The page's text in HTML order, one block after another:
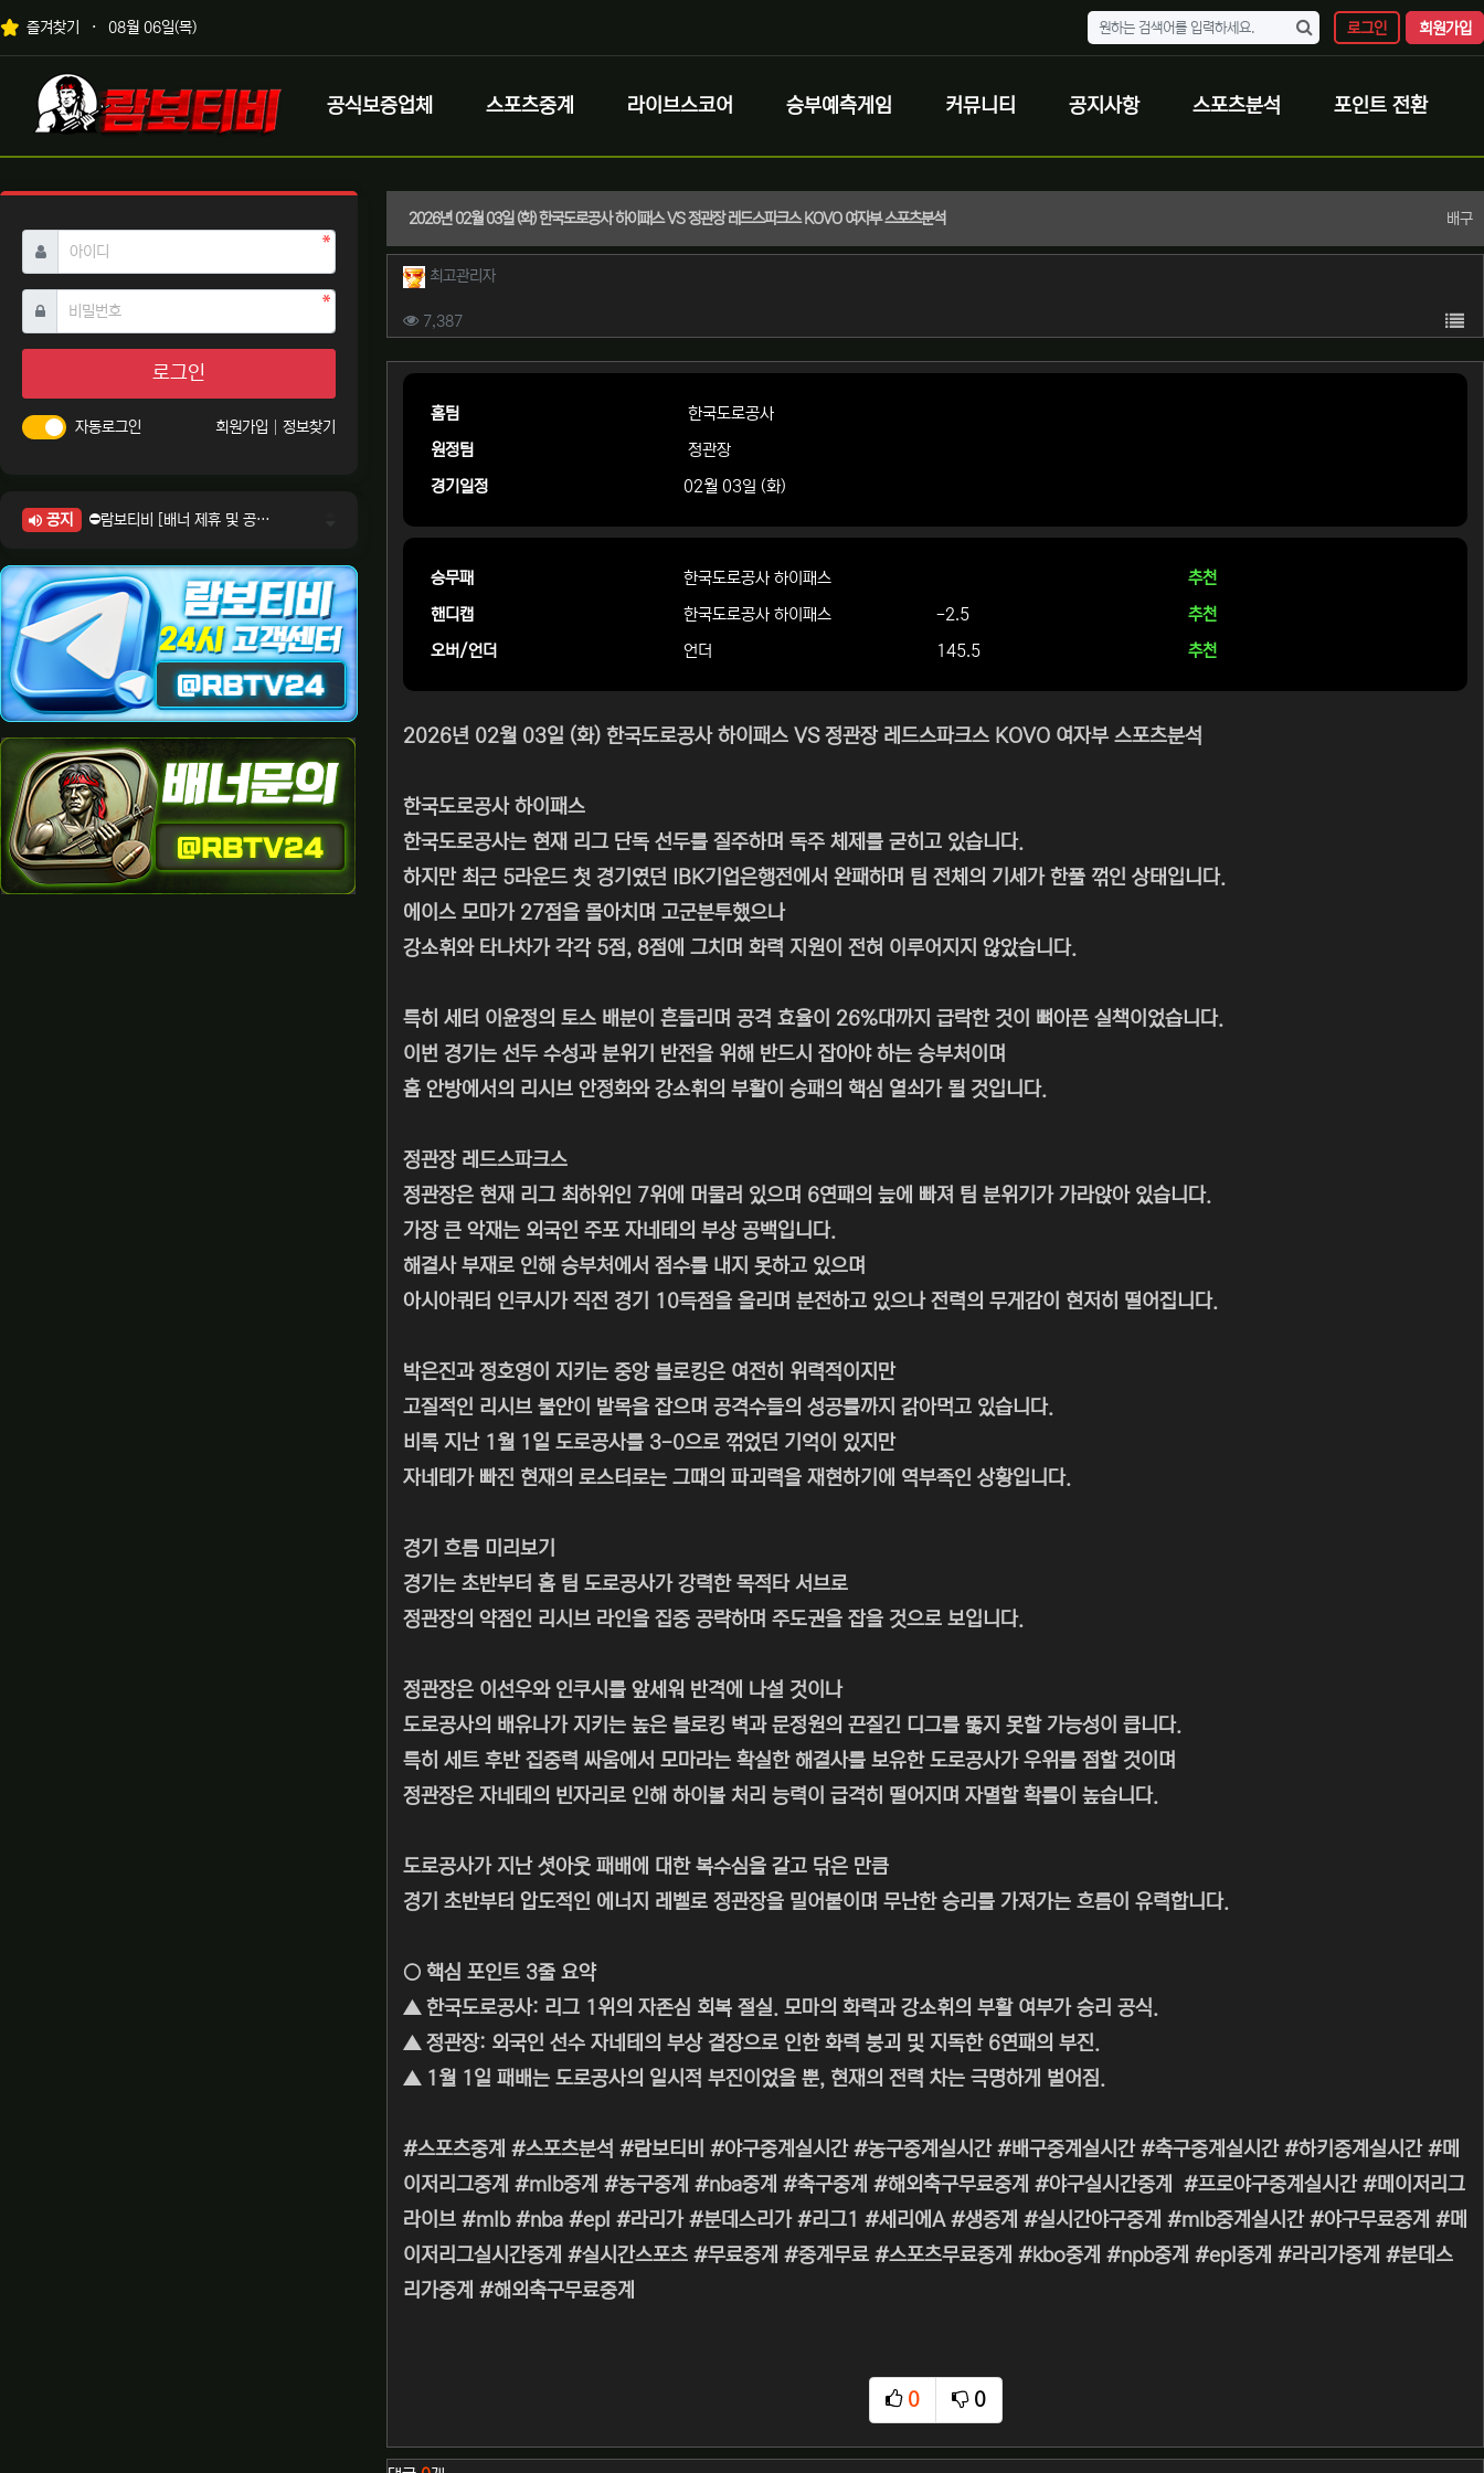
상단 네비
즐겨찾기 08월 06일(목) 로그인 회원가입
메인 메뉴
로고
공식보증업체 스포츠중계 라이브스코어 승부예측게임 커뮤니티 공지사항 스포츠분석 포인트 전환
2026년 02월 03일 (화) 한국도로공사 하이패스 VS 정관장 레드스파크스 KOVO 여자부 스포츠분석 배구
작성자 정보
최고관리자작성
컨텐츠 정보
7,387조회 목
본문
홈팀
한국도로공사
원정팀
정관장
경기일정
02월 03일 (화)
승무패 한국도로공사 하이패스
추천
핸디캡
한국도로공사 하이패스 -2.5
추천
오버/언더
언더 145.5 추천
2026년 02월 03일 (화) 한국도로공사 하이패스 VS 정관장 레드스파크스 KOVO 여자부 스포츠분석
한국도로공사 하이패스
한국도로공사는 현재 리그 단독 선두를 질주하며 독주 체제를 굳히고 있습니다.
하지만 최근 5라운드 첫 경기였던 IBK기업은행전에서 완패하며 팀 전체의 기세가 한풀 꺾인 상태입니다.
에이스 모마가 27점을 몰아치며 고군분투했으나
강소휘와 타나차가 각각 5점, 8점에 그치며 화력 지원이 전혀 이루어지지 않았습니다.
특히 세터 이윤정의 토스 배분이 흔들리며 공격 효율이 26%대까지 급락한 것이 뼈아픈 실책이었습니다.
이번 경기는 선두 수성과 분위기 반전을 위해 반드시 잡아야 하는 승부처이며
홈 안방에서의 리시브 안정화와 강소휘의 부활이 승패의 핵심 열쇠가 될 것입니다.
정관장 레드스파크스
정관장은 현재 리그 최하위인 7위에 머물러 있으며 6연패의 늪에 빠져 팀 분위기가 가라앉아 있습니다.
가장 큰 악재는 외국인 주포 자네테의 부상 공백입니다.
해결사 부재로 인해 승부처에서 점수를 내지 못하고 있으며
아시아쿼터 인쿠시가 직전 경기 10득점을 올리며 분전하고 있으나 전력의 무게감이 현저히 떨어집니다.
박은진과 정호영이 지키는 중앙 블로킹은 여전히 위력적이지만
고질적인 리시브 불안이 발목을 잡으며 공격수들의 성공률까지 갉아먹고 있습니다.
비록 지난 1월 1일 도로공사를 3-0으로 꺾었던 기억이 있지만
자네테가 빠진 현재의 로스터로는 그때의 파괴력을 재현하기에 역부족인 상황입니다.
경기 흐름 미리보기
경기는 초반부터 홈 팀 도로공사가 강력한 목적타 서브로
정관장의 약점인 리시브 라인을 집중 공략하며 주도권을 잡을 것으로 보입니다.
정관장은 이선우와 인쿠시를 앞세워 반격에 나설 것이나
도로공사의 배유나가 지키는 높은 블로킹 벽과 문정원의 끈질긴 디그를 뚫지 못할 가능성이 큽니다.
특히 세트 후반 집중력 싸움에서 모마라는 확실한 해결사를 보유한 도로공사가 우위를 점할 것이며
정관장은 자네테의 빈자리로 인해 하이볼 처리 능력이 급격히 떨어지며 자멸할 확률이 높습니다.
도로공사가 지난 셧아웃 패배에 대한 복수심을 갈고 닦은 만큼
경기 초반부터 압도적인 에너지 레벨로 정관장을 밀어붙이며 무난한 승리를 가져가는 흐름이 유력합니다.
○ 핵심 포인트 3줄 요약
▲ 한국도로공사: 리그 1위의 자존심 회복 절실. 모마의 화력과 강소휘의 부활 여부가 승리 공식.
▲ 정관장: 외국인 선수 자네테의 부상 결장으로 인한 화력 붕괴 및 지독한 6연패의 부진.
▲ 1월 1일 패배는 도로공사의 일시적 부진이었을 뿐, 현재의 전력 차는 극명하게 벌어짐.
#스포츠중계 #스포츠분석 #람보티비 #야구중계실시간 #농구중계실시간 #배구중계실시간 #축구중계실시간 #하키중계실시간 #메
이저리그중계 #mlb중계 #농구중계 #nba중계 #축구중계 #해외축구무료중계 #야구실시간중계 #프로야구중계실시간 #메이저리그
라이브 #mlb #nba #epl #라리가 #분데스리가 #리그1 #세리에A #생중계 #실시간야구중계 #mlb중계실시간 #야구무료중계 #메
이저리그실시간중계 #실시간스포츠 #무료중계 #중계무료 #스포츠무료중계 #kbo중계 #npb중계 #epl중계 #라리가중계 #분데스
리가중계 #해외축구무료중계
0
추천
0
비추천
관련자료
아이디 필수
비밀번호필수
로그인
자동로그인 회원가입 정보찾기
공지
⛔람보티비 [배너 제휴 및 공식 입점 문의 안내]
⛔람보티비 [정회원 등급UP! 안내사항]
⛔람보티비 [채팅방 이용시 주의사항]
⛔람보티비 [공식보증업체 안내]